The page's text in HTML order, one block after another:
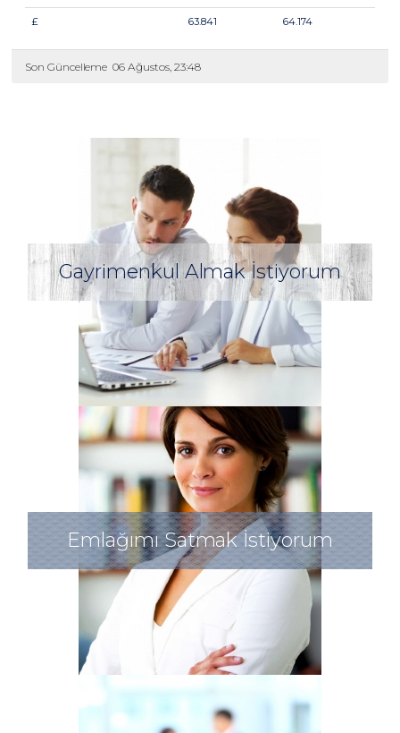
£ 63.841 64.174
Son Güncelleme 06 Ağustos, 23:48
Gayrimenkul Almak İstiyorum
Emlağımı Satmak İstiyorum